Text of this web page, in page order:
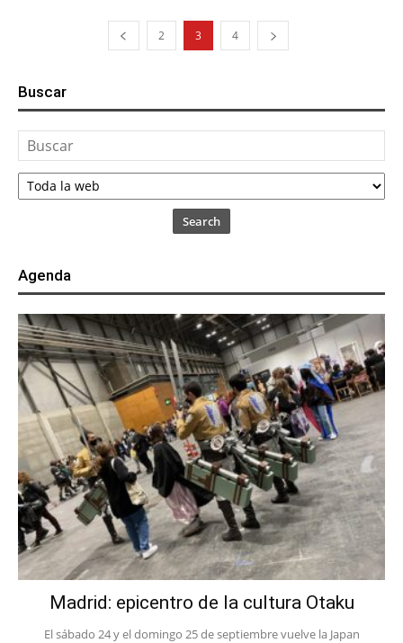
2 3 4
Buscar
Search
Agenda
Madrid: epicentro de la cultura Otaku
El sábado 24 y el domingo 25 de septiembre vuelve la Japan